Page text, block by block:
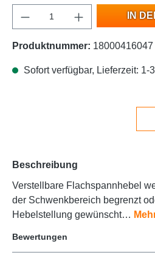
IN
Produktnummer: 18000416047
Sofort verfügbar, Lieferzeit: 1-
Beschreibung
Verstellbare Flachspannhebel
der Schwenkbereich begrenzt
Hebelstellung gewünscht…
Bewertungen